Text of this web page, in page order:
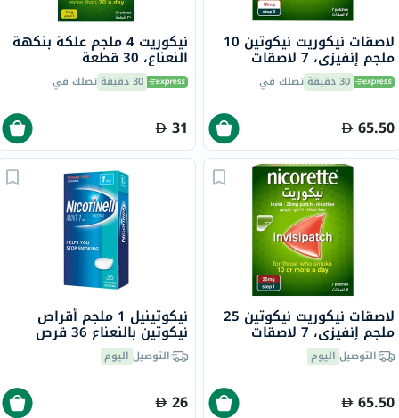
لاصقات نيكوريت نيكوتين 10
ملجم إنفيزي، 7 لاصقات
30 دقيقة تصلك في
65.50
نيكوريت 4 ملجم علكة بنكهة
النعناع، ​​30 قطعة
30 دقيقة تصلك في
31
لاصقات نيكوريت نيكوتين 25
ملجم إنفيزي، 7 لاصقات
التوصيل اليوم
65.50
نيكوتينيل 1 ملجم أقراص
نيكوتين بالنعناع 36 قرص
التوصيل اليوم
26